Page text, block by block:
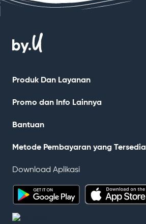
Download Aplikasi
Produk Dan Layanan
SIM Card Baru
Isi Ulang Paket / Pulsa
Promo dan Info Lainnya
Promo
Event
Bantuan
Pusat Bantuan
Tanya Nindy
Metode Pembayaran yang Tersedia